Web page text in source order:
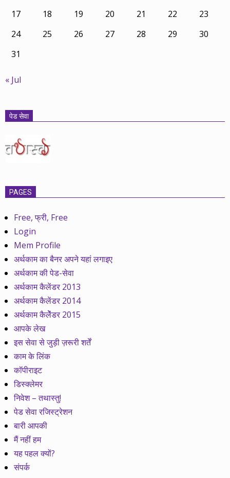
17
18 19 20 21 22
23
24
25 26 27 28 29
30
31
« Jul
पेड सेवा
PAGES
Free, फ्री, Free
Login
Mem Profile
अर्थकाम का बैनर अपने यहां लगाइए
अर्थकाम की पेड-सेवा
अर्थकाम कैलेंडर 2013
अर्थकाम कैलेंडर 2014
अर्थकाम कैलेेंडर 2015
आपके लेख
इस सेवा से जुड़ी ज़रूरी शर्तें
काम के लिंक
कॉपीराइट
डिस्क्लेमर
निवेश – तथास्तु!
पेड सेवा रजिस्ट्रेशन
बारी आपकी
मैं नहीं हम
यह पहल क्यों?
संपर्क